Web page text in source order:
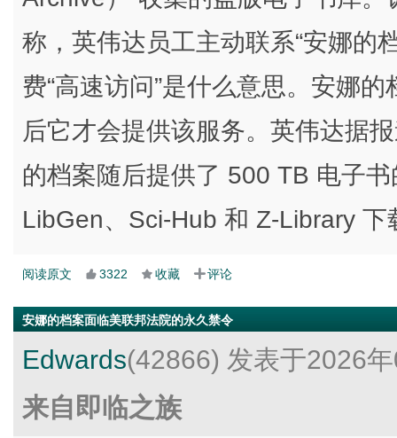
称，英伟达员工主动联系“安娜的
费“高速访问”是什么意思。安娜
后它才会提供该服务。英伟达据
的档案随后提供了 500 TB 电子
LibGen、Sci-Hub 和 Z-Library 下
阅读原文 3322 收藏 评论
安娜的档案面临美联邦法院的永久禁令
Edwards(42866) 发表于2026
来自即临之族